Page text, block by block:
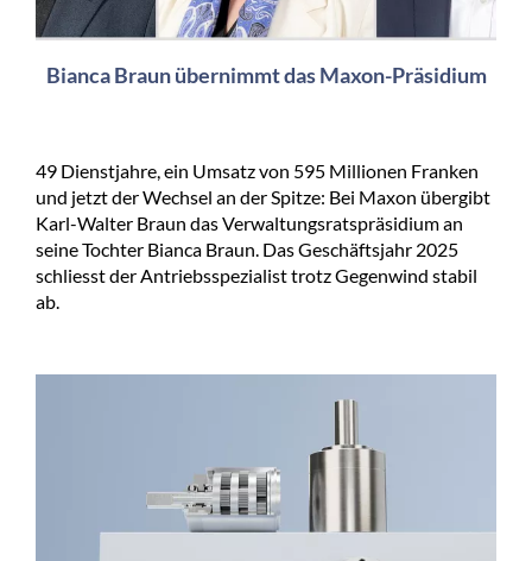
Bianca Braun übernimmt das Maxon-Präsidium
49 Dienstjahre, ein Umsatz von 595 Millionen Franken
und jetzt der Wechsel an der Spitze: Bei Maxon übergibt
Karl-Walter Braun das Verwaltungsratspräsidium an
seine Tochter Bianca Braun. Das Geschäftsjahr 2025
schliesst der Antriebsspezialist trotz Gegenwind stabil
ab.